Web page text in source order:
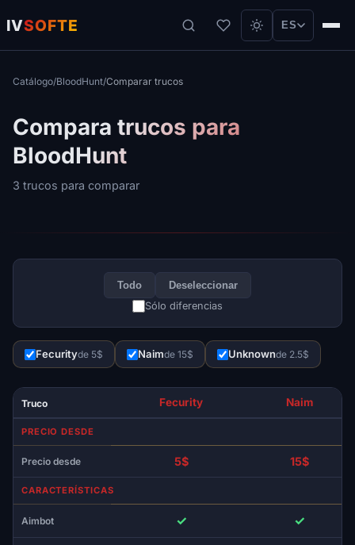
IVSOFTE ES
Catálogo/BloodHunt/Comparar trucos
Compara trucos para
BloodHunt
3 trucos para comparar
Todo
Deseleccionar
Sólo diferencias
Fecurityde 5$ Naimde 15$ Unknownde 2.5$
Truco Fecurity Naim
PRECIO DESDE
Precio desde 5$ 15$
CARACTERÍSTICAS
Aimbot ✓ ✓